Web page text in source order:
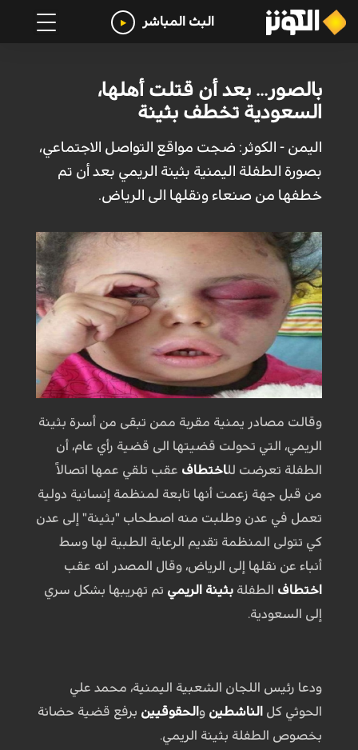
البث المباشر
بالصور... بعد أن قتلت أهلها،
السعودية تخطف بثينة
اليمن - الكوثر: ضجت مواقع التواصل الاجتماعي،
بصورة الطفلة اليمنية بثينة الريمي بعد أن تم
خطفها من صنعاء ونقلها الى الرياض.
وقالت مصادر يمنية مقربة ممن تبقى من أسرة بثينة
الريمي، التي تحولت قضيتها الى قضية رأي عام، أن
الطفلة تعرضت للاختطاف عقب تلقي عمها اتصالاً
من قبل جهة زعمت أنها تابعة لمنظمة إنسانية دولية
تعمل في عدن وطلبت منه اصطحاب "بثينة" إلى عدن
كي تتولى المنظمة تقديم الرعاية الطبية لها وسط
أنباء عن نقلها إلى الرياض، وقال المصدر انه عقب
اختطاف الطفلة بثينة الريمي تم تهريبها بشكل سري
إلى السعودية.
ودعا رئيس اللجان الشعبية اليمنية، محمد علي
الحوثي كل الناشطين و الحقوقيين برفع قضية حضانة
بخصوص الطفلة بثينة الريمي.